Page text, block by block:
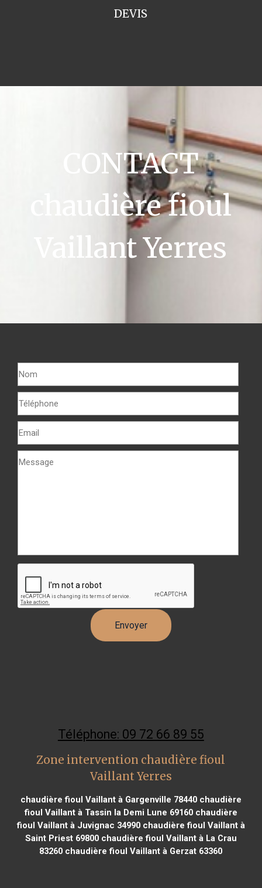
DEVIS
CONTACT
chaudière fioul
Vaillant Yerres
Téléphone: 09 72 66 89 55
Zone intervention chaudière fioul
Vaillant Yerres
chaudière fioul Vaillant à Gargenville 78440chaudière
fioul Vaillant à Tassin la Demi Lune 69160chaudière
fioul Vaillant à Juvignac 34990chaudière fioul Vaillant à
Saint Priest 69800chaudière fioul Vaillant à La Crau
83260 chaudière fioul Vaillant à Gerzat 63360